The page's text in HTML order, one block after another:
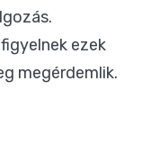
ezek
megérdemlik.